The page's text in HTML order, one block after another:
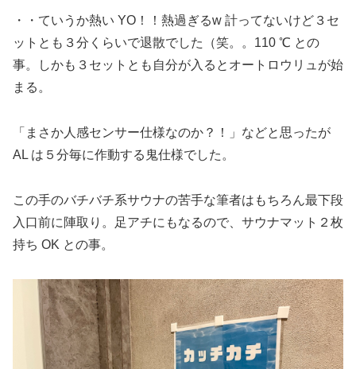
・・ていうか熱い YO！！熱過ぎるw 計ってないけど３セ
ットとも３分くらいで退散でした（笑。。110 ℃ との
事。しかも３セットとも自分が入るとオートロウリュが始
まる。
「まさか人感センサー仕様なのか？！」などと思ったが
AL は５分毎に作動する鬼仕様でした。
この手のバチバチ系サウナの苦手な筆者はもちろん最下段
入口前に陣取り。足アチにもなるので、サウナマット２枚
持ち OK との事。